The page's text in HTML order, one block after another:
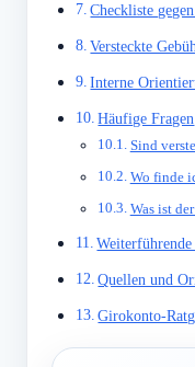
Checkliste
Versteckte
Interne
Häufige Fragen
Sind
Wo finde
Was ist
Weiterführende
Quellen und
Girokonto-